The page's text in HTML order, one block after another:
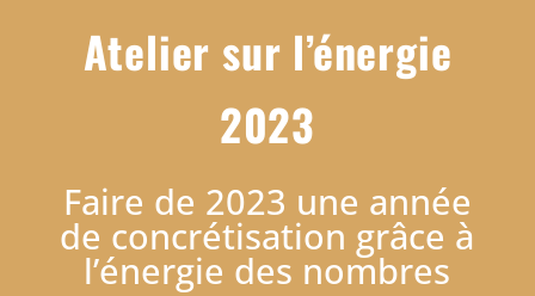
Atelier sur l’énergie
2023
Faire de 2023 une année
de concrétisation grâce à
l’énergie des nombres